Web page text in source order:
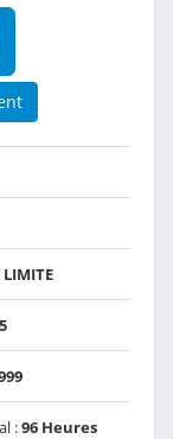
LIMITE
:96 Heures